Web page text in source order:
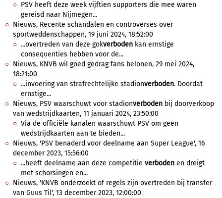
PSV heeft deze week vijftien supporters die mee waren
gereisd naar Nijmegen...
Nieuws, Recente schandalen en controverses over
sportweddenschappen, 19 juni 2024, 18:52:00
...overtreden van deze gokverboden kan ernstige
consequenties hebben voor de...
Nieuws, KNVB wil goed gedrag fans belonen, 29 mei 2024,
18:21:00
...invoering van strafrechtelijke stadionverboden. Doordat
ernstige...
Nieuws, PSV waarschuwt voor stadionverboden bij doorverkoop
van wedstrijdkaarten, 11 januari 2024, 23:50:00
Via de officiële kanalen waarschuwt PSV om geen
wedstrijdkaarten aan te bieden...
Nieuws, 'PSV benaderd voor deelname aan Super League', 16
december 2023, 15:56:00
...heeft deelname aan deze competitie verboden en dreigt
met schorsingen en...
Nieuws, 'KNVB onderzoekt of regels zijn overtreden bij transfer
van Guus Til', 13 december 2023, 12:00:00